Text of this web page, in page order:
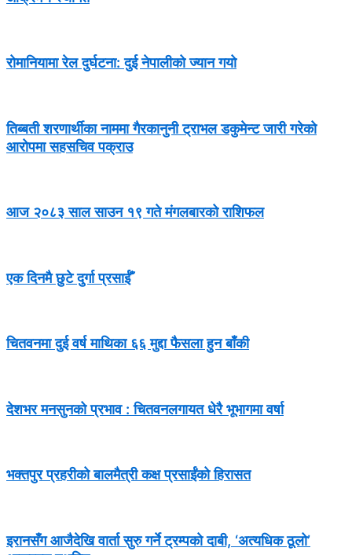
रोमानियामा रेल दुर्घटना: दुई नेपालीको ज्यान गयो
तिब्बती शरणार्थीका नाममा गैरकानुनी ट्राभल डकुमेन्ट जारी गरेको
आरोपमा सहसचिव पक्राउ
आज २०८३ साल साउन १९ गते मंगलबारको राशिफल
एक दिनमै छुटे दुर्गा प्रसाईँ
चितवनमा दुई वर्ष माथिका ६६ मुद्दा फैसला हुन बाँकी
देशभर मनसुनको प्रभाव : चितवनलगायत धेरै भूभागमा वर्षा
भक्तपुर प्रहरीको बालमैत्री कक्ष प्रसाईंको हिरासत
इरानसँग आजैदेखि वार्ता सुरु गर्ने ट्रम्पको दाबी, ‘अत्यधिक ठूलो’